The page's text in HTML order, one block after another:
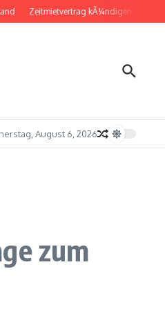
Zeitmietvertrag kÃ¼ndigen: Musterbrief
August 6, 2026
zum